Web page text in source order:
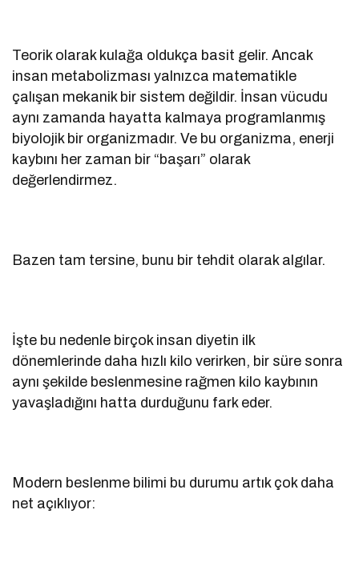
Teorik olarak kulağa oldukça basit gelir. Ancak
insan metabolizması yalnızca matematikle
çalışan mekanik bir sistem değildir. İnsan vücudu
aynı zamanda hayatta kalmaya programlanmış
biyolojik bir organizmadır. Ve bu organizma, enerji
kaybını her zaman bir “başarı” olarak
değerlendirmez.
Bazen tam tersine, bunu bir tehdit olarak algılar.
İşte bu nedenle birçok insan diyetin ilk
dönemlerinde daha hızlı kilo verirken, bir süre sonra
aynı şekilde beslenmesine rağmen kilo kaybının
yavaşladığını hatta durduğunu fark eder.
Modern beslenme bilimi bu durumu artık çok daha
net açıklıyor: